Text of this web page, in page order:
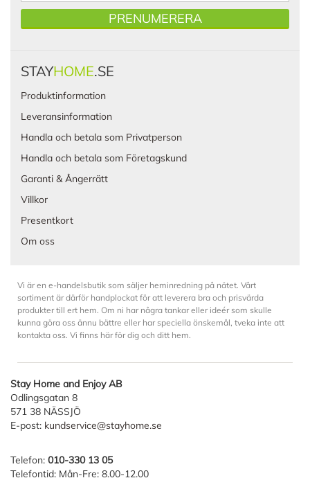
PRENUMERERA
STAYHOME.SE
Produktinformation
Leveransinformation
Handla och betala som Privatperson
Handla och betala som Företagskund
Garanti & Ångerrätt
Villkor
Presentkort
Om oss
Vi är en e-handelsbutik som säljer heminredning på nätet. Vårt
sortiment är därför handplockat för att leverera bra och prisvärda
produkter till ert hem. Om ni har några tankar eller ideér som skulle
kunna göra oss ännu bättre eller har speciella önskemål, tveka inte att
kontakta oss. Vi finns här för dig och ditt hem.
Stay Home and Enjoy AB
Odlingsgatan 8
571 38 NÄSSJÖ
E-post: kundservice@stayhome.se
Telefon: 010-330 13 05
Telefontid: Mån-Fre: 8.00-12.00